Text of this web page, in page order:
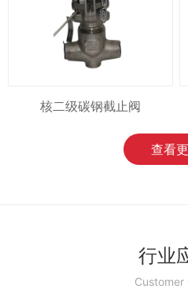
核二级碳钢截止阀
查看
行业
Customer